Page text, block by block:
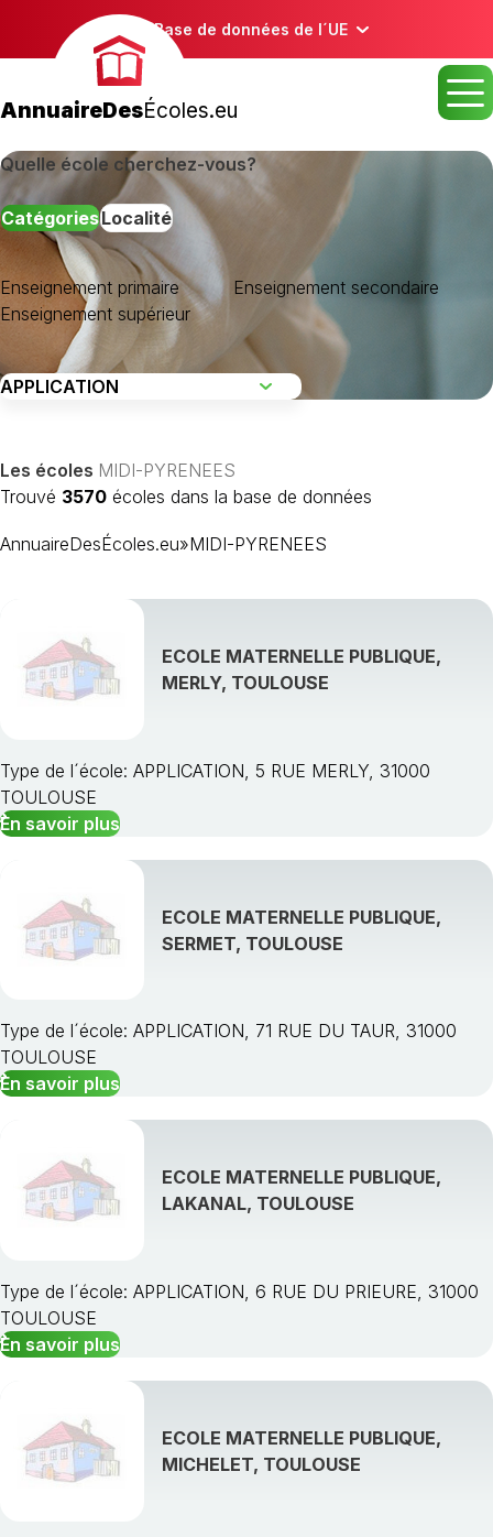
Base de données de l´UE
AnnuaireDesÉcoles.eu
Quelle école cherchez-vous?
CatégoriesLocalité
Enseignement primaire
Enseignement secondaire
Enseignement supérieur
AVEYRON
GERS
HAUTE-GARONNE
TARN-ET-GARONNE
Les écoles MIDI-PYRENEES
Trouvé 3570 écoles dans la base de données
AnnuaireDesÉcoles.eu»MIDI-PYRENEES
ECOLE MATERNELLE PUBLIQUE,
MERLY, TOULOUSE
Type de l´école: APPLICATION, 5 RUE MERLY, 31000
TOULOUSE
En savoir plus
ECOLE MATERNELLE PUBLIQUE,
SERMET, TOULOUSE
Type de l´école: APPLICATION, 71 RUE DU TAUR, 31000
TOULOUSE
En savoir plus
ECOLE MATERNELLE PUBLIQUE,
LAKANAL, TOULOUSE
Type de l´école: APPLICATION, 6 RUE DU PRIEURE, 31000
TOULOUSE
En savoir plus
ECOLE MATERNELLE PUBLIQUE,
MICHELET, TOULOUSE